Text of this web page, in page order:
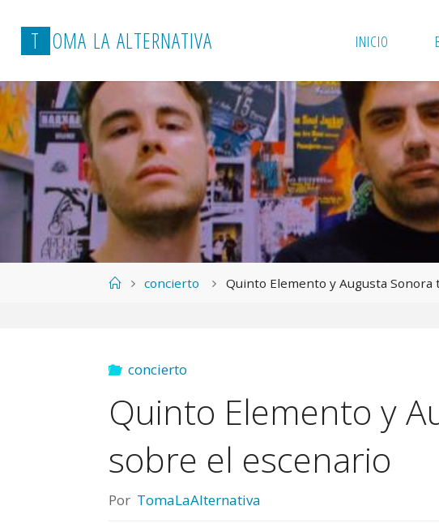
T OMA LA ALTERNATIVA INICIO
Páginaconcierto Quinto Elemento y Augusta
concierto
Quinto Elemento y
sobre el escenario
Por TomaLaAlternativa